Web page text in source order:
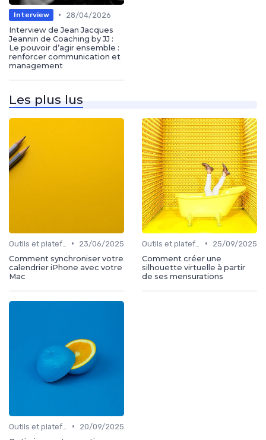
Interview •
28/04/2026
Interview de Jean Jacques
Jeannin de Coaching by JJ :
Le pouvoir d’agir ensemble :
renforcer communication et
management
Les plus lus
•
23/06/2025
Comment synchroniser votre
calendrier iPhone avec votre
Mac
•
25/09/2025
Comment créer une
silhouette virtuelle à partir
de ses mensurations
•
20/09/2025